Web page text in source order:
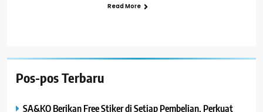
Read More
Pos-pos Terbaru
SA&KO Berikan Free Stiker di Setiap Pembelian, Perkuat